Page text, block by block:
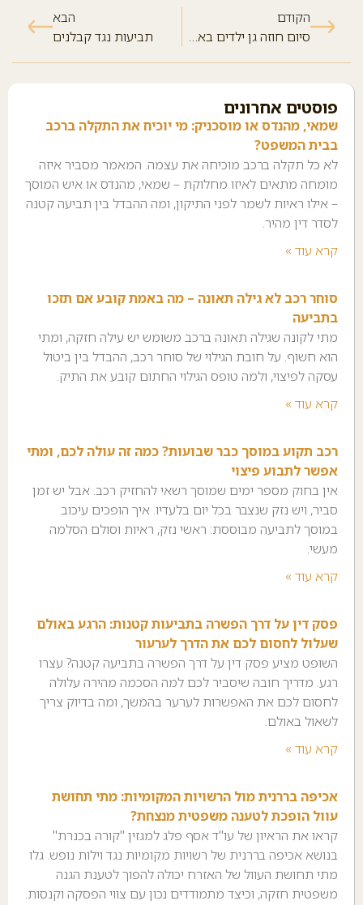
הקודם
סיום חוזה גן ילדים באמצע השנה
הבא
תביעות נגד קבלנים
פוסטים אחרונים
שמאי, מהנדס או מוסכניק: מי יוכיח את התקלה ברכב
בבית המשפט?
לא כל תקלה ברכב מוכיחה את עצמה. המאמר מסביר איזה
מומחה מתאים לאיזו מחלוקת – שמאי, מהנדס או איש המוסך
– אילו ראיות לשמר לפני התיקון, ומה ההבדל בין תביעה קטנה
לסדר דין מהיר.
קרא עוד »
סוחר רכב לא גילה תאונה – מה באמת קובע אם תזכו
בתביעה
מתי לקונה שגילה תאונה ברכב משומש יש עילה חזקה, ומתי
הוא חשוף. על חובת הגילוי של סוחר רכב, ההבדל בין ביטול
עסקה לפיצוי, ולמה טופס הגילוי החתום קובע את התיק.
קרא עוד »
רכב תקוע במוסך כבר שבועות? כמה זה עולה לכם, ומתי
אפשר לתבוע פיצוי
אין בחוק מספר ימים שמוסך רשאי להחזיק רכב. אבל יש זמן
סביר, ויש נזק שנצבר בכל יום בלעדיו. איך הופכים עיכוב
במוסך לתביעה מבוססת: ראשי נזק, ראיות וסולם הסלמה
מעשי.
קרא עוד »
פסק דין על דרך הפשרה בתביעות קטנות: הרגע באולם
שעלול לחסום לכם את הדרך לערעור
השופט מציע פסק דין על דרך הפשרה בתביעה קטנה? עצרו
רגע. מדריך חובה שיסביר לכם למה הסכמה מהירה עלולה
לחסום לכם את האפשרות לערער בהמשך, ומה בדיוק צריך
לשאול באולם.
קרא עוד »
אכיפה בררנית מול הרשויות המקומיות: מתי תחושת
עוול הופכת לטענה משפטית מנצחת?
קראו את הראיון של עו"ד אסף פלג למגזין "קורה בכנרת"
בנושא אכיפה בררנית של רשויות מקומיות נגד וילות נופש. גלו
מתי תחושת העוול של האזרח יכולה להפוך לטענת הגנה
משפטית חזקה, וכיצד מתמודדים נכון עם צווי הפסקה וקנסות.